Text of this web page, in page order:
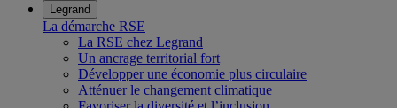
Legrand
La démarche RSE
La RSE chez Legrand
Un ancrage territorial fort
Développer une économie plus circulaire
Atténuer le changement climatique